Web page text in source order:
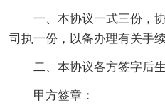
一、本协议一式三份，
司执一份，以备办理有关手续
二、本协议各方签字后生
甲方签章：